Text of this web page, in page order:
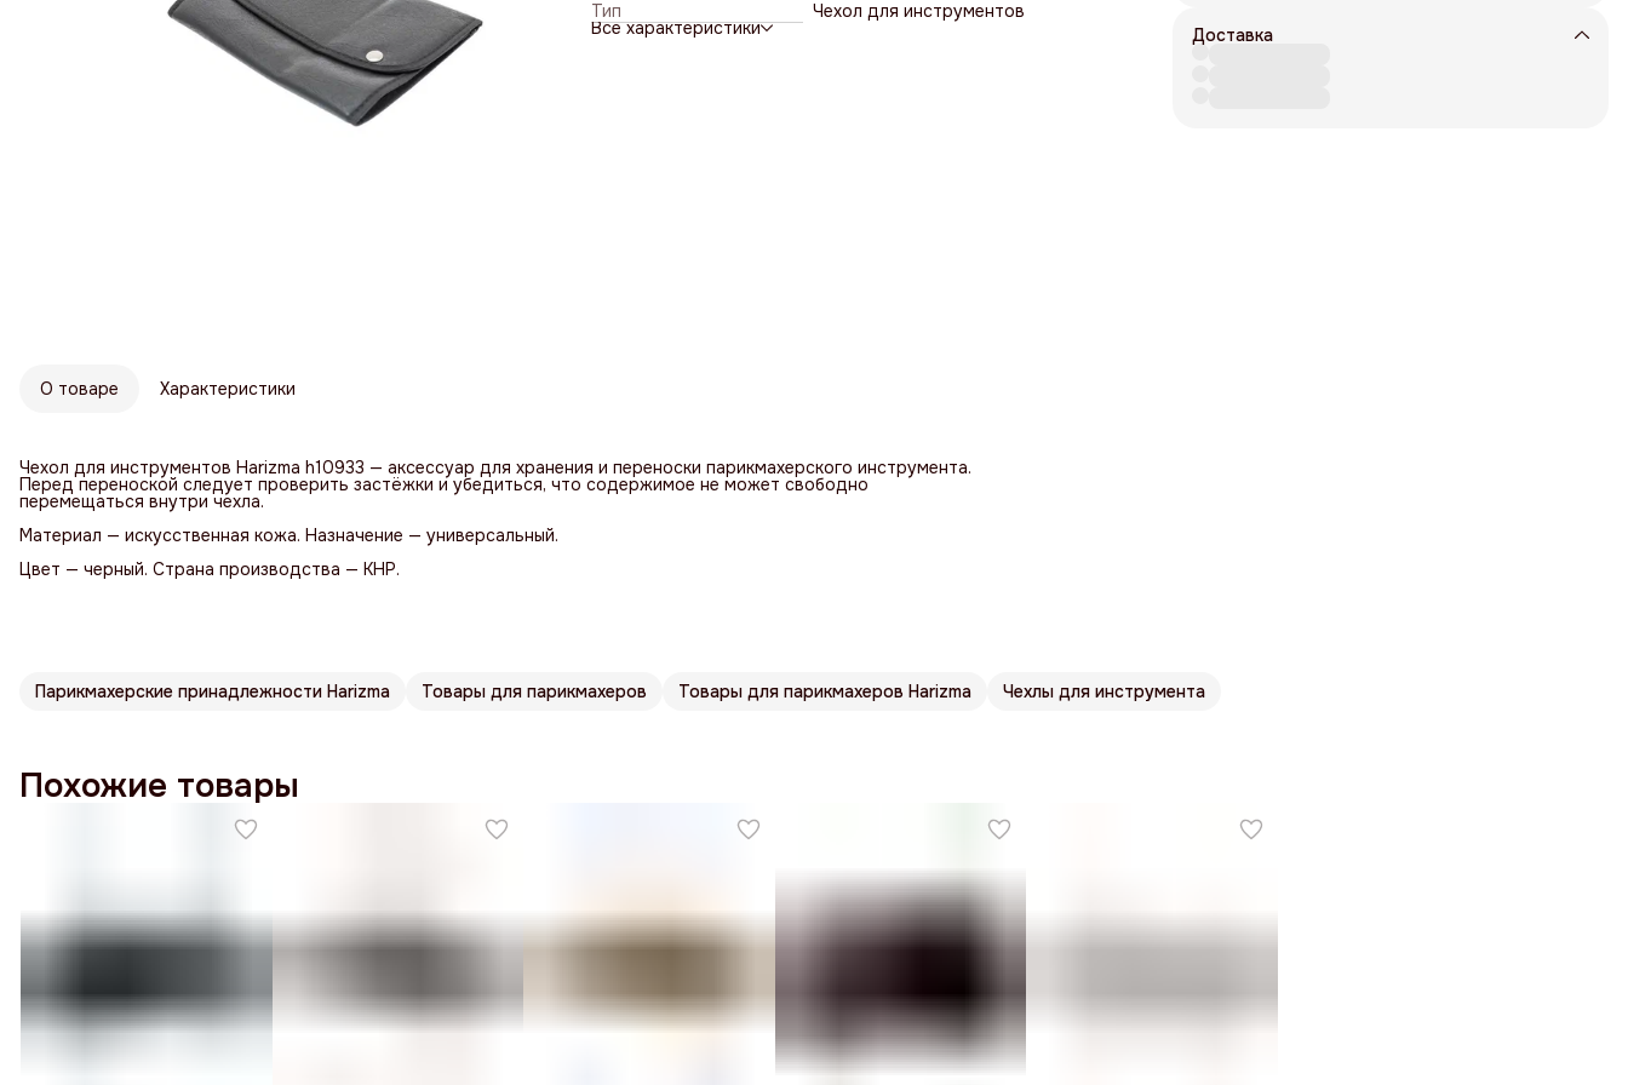
Тип
Чехол для инструментов
Все характеристики Доставка
О товаре Характеристики
Чехол для инструментов Harizma h10933 — аксессуар для хранения и переноски парикмахерского инструмента.
Перед переноской следует проверить застёжки и убедиться, что содержимое не может свободно
перемещаться внутри чехла.
Материал — искусственная кожа. Назначение — универсальный.
Цвет — черный. Страна производства — КНР.
Парикмахерские принадлежности Harizma Товары для парикмахеров Товары для парикмахеров Harizma Чехлы для инструмента
Похожие товары